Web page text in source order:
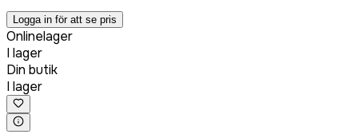
Logga in för att se pris
Onlinelager
I lager
Din butik
I lager